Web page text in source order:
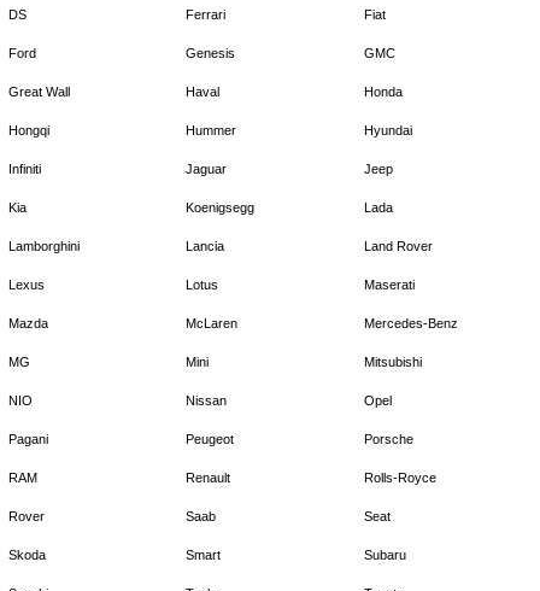
DS Ferrari Fiat
Ford Genesis GMC
Great Wall Haval Honda
Hongqi Hummer Hyundai
Infiniti Jaguar Jeep
Kia Koenigsegg Lada
Lamborghini Lancia Land Rover
Lexus Lotus Maserati
Mazda McLaren Mercedes-Benz
MG Mini Mitsubishi
NIO Nissan Opel
Pagani Peugeot Porsche
RAM Renault Rolls-Royce
Rover Saab Seat
Skoda Smart Subaru